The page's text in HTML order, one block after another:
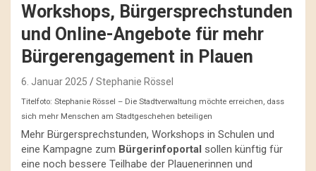
Workshops, Bürgersprechstunden
und Online-Angebote für mehr
Bürgerengagement in Plauen
6. Januar 2025 Stephanie Rössel
Titelfoto: Stephanie Rössel – Die Stadtverwaltung möchte erreichen, dass
sich mehr Menschen am Stadtgeschehen beteiligen
Mehr Bürgersprechstunden, Workshops in Schulen und
eine Kampagne zum Bürgerinfoportal sollen künftig für
eine noch bessere Teilhabe der Plauenerinnen und